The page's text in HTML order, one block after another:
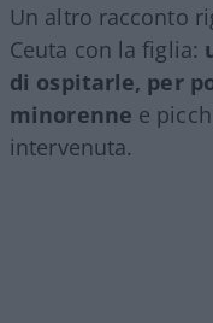
Un altro racconto
Ceuta con la figlia:
di ospitarle, per
minorenne e
intervenuta.